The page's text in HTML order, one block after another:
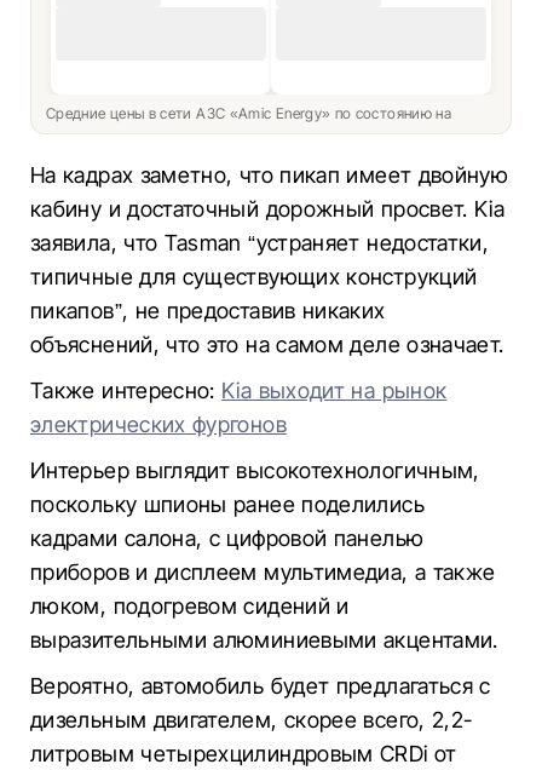
Средние цены в сети АЗС «Amic Energy» по состоянию на
На кадрах заметно, что пикап имеет двойную
кабину и достаточный дорожный просвет. Kia
заявила, что Tasman “устраняет недостатки,
типичные для существующих конструкций
пикапов”, не предоставив никаких
объяснений, что это на самом деле означает.
Также интересно: Kia выходит на рынок
электрических фургонов
Интерьер выглядит высокотехнологичным,
поскольку шпионы ранее поделились
кадрами салона, с цифровой панелью
приборов и дисплеем мультимедиа, а также
люком, подогревом сидений и
выразительными алюминиевыми акцентами.
Вероятно, автомобиль будет предлагаться с
дизельным двигателем, скорее всего, 2,2-
литровым четырехцилиндровым CRDi от